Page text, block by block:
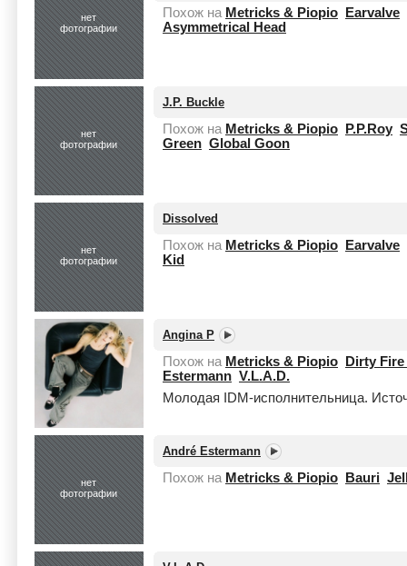
нет
фотографии
Похож на Metricks & Piopio
Earvalve
Asymmetrical Head
нет
фотографии
J.P. Buckle
Похож на Metricks & Piopio P.P.Roy
Green Global Goon
нет
фотографии
Dissolved
Похож на Metricks & Piopio
Earvalve
Kid
Angina P
Похож на Metricks & Piopio
Dirty
Estermann V.L.A.D.
Молодая IDM-исполнительница.
нет
фотографии
André Estermann
Похож на Metricks & Piopio Bauri